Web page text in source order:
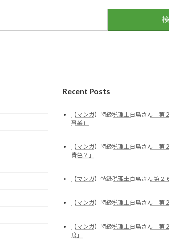
Recent Posts
【マンガ】特級税理士白鳥さん 第
事業」
【マンガ】特級税理士白鳥さん 第
青色？」
【マンガ】特級税理士白鳥さん 第２
【マンガ】特級税理士白鳥さん 第
【マンガ】特級税理士白鳥さん 第
度」